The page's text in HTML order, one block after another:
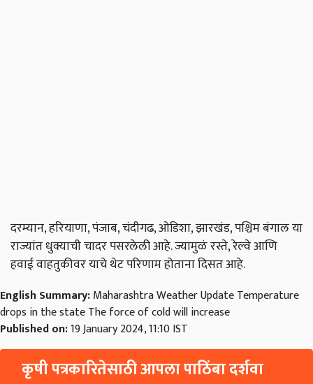
दरम्यान, हरियाणा, पंजाब, चंदीगढ, ओडिशा, झारखंड, पश्चिम बंगाल या
राज्यांत धुक्याची चादर पसरलेली आहे. ज्यामुळं रस्ते, रेल्वे आणि
हवाई वाहतुकीवर याचे थेट परिणाम होताना दिसत आहे.
English Summary:Maharashtra Weather Update Temperature
drops in the state The force of cold will increase
Published on:19 January 2024, 11:10 IST
कृषी पत्रकारितेसाठी आपला पाठिंबा दर्शवा